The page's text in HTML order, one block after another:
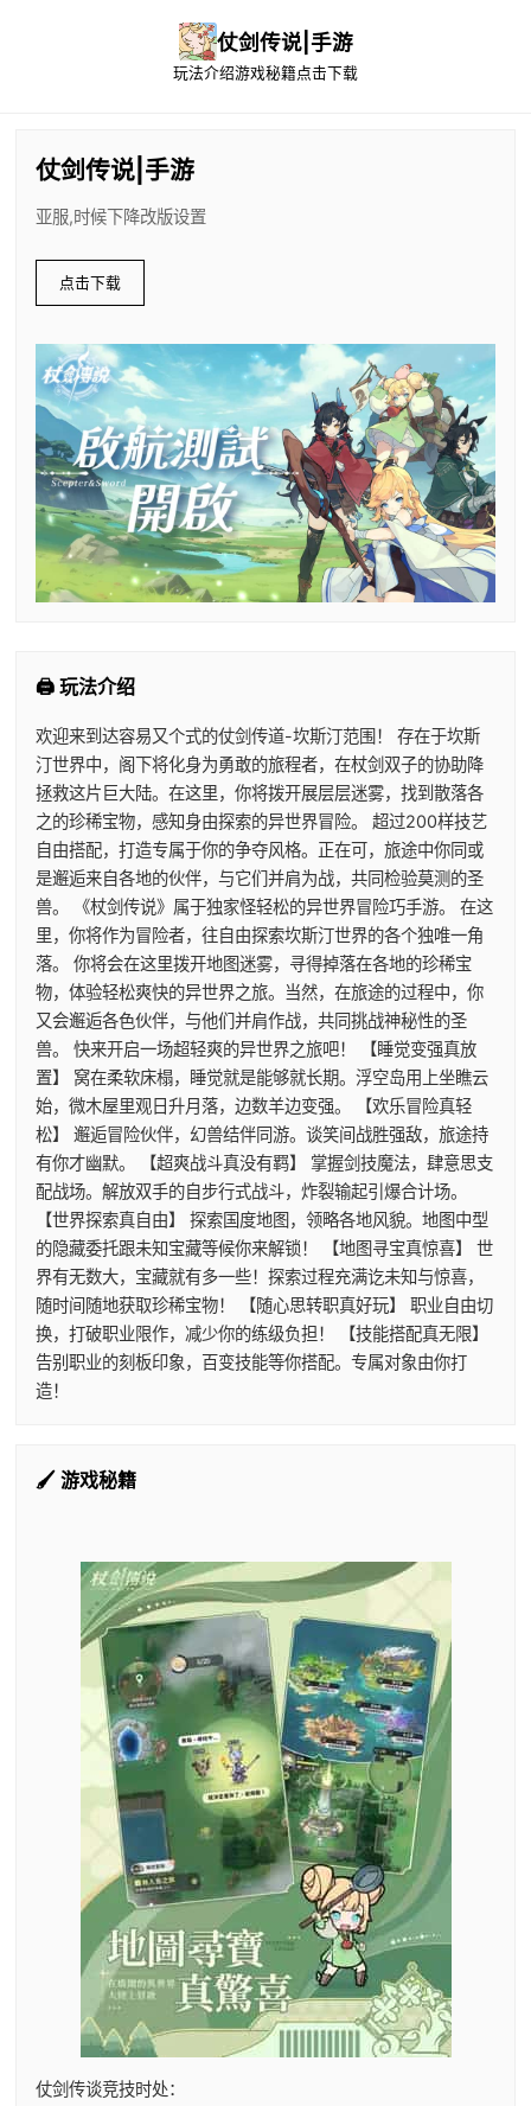
仗剑传说|手游
玩法介绍游戏秘籍点击下载
仗剑传说|手游
亚服,时候下降改版设置
点击下载
🖨️ 玩法介绍
欢迎来到达容易又个式的仗剑传道-坎斯汀范围！ 存在于坎斯
汀世界中，阁下将化身为勇敢的旅程者，在杖剑双子的协助降
拯救这片巨大陆。在这里，你将拨开展层层迷雾，找到散落各
之的珍稀宝物，感知身由探索的异世界冒险。 超过200样技艺
自由搭配，打造专属于你的争夺风格。正在可，旅途中你同或
是邂逅来自各地的伙伴，与它们并肩为战，共同检验莫测的圣
兽。 《杖剑传说》属于独家怪轻松的异世界冒险巧手游。 在这
里，你将作为冒险者，往自由探索坎斯汀世界的各个独唯一角
落。 你将会在这里拨开地图迷雾，寻得掉落在各地的珍稀宝
物，体验轻松爽快的异世界之旅。当然，在旅途的过程中，你
又会邂逅各色伙伴，与他们并肩作战，共同挑战神秘性的圣
兽。 快来开启一场超轻爽的异世界之旅吧！ 【睡觉变强真放
置】 窝在柔软床榻，睡觉就是能够就长期。浮空岛用上坐瞧云
始，微木屋里观日升月落，边数羊边变强。 【欢乐冒险真轻
松】 邂逅冒险伙伴，幻兽结伴同游。谈笑间战胜强敌，旅途持
有你才幽默。 【超爽战斗真没有羁】 掌握剑技魔法，肆意思支
配战场。解放双手的自步行式战斗，炸裂输起引爆合计场。
【世界探索真自由】 探索国度地图，领略各地风貌。地图中型
的隐藏委托跟未知宝藏等候你来解锁！ 【地图寻宝真惊喜】 世
界有无数大，宝藏就有多一些！探索过程充满讫未知与惊喜，
随时间随地获取珍稀宝物！ 【随心思转职真好玩】 职业自由切
换，打破职业限作，减少你的练级负担！ 【技能搭配真无限】
告别职业的刻板印象，百变技能等你搭配。专属对象由你打
造！
🖌️ 游戏秘籍
仗剑传谈竞技时处：